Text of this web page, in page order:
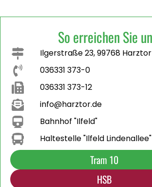
So erreichen Sie
Ilgerstraße 23, 99768 Harztor
036331 373-0
036331 373-12
info@harztor.de
Bahnhof "Ilfeld"
Haltestelle "Ilfeld Lindenallee"
Tram 10
HSB